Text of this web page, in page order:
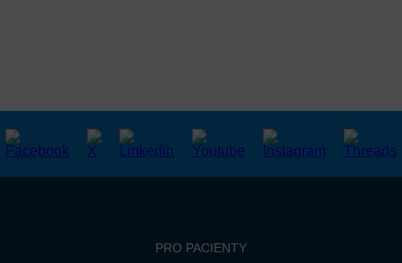
PRO PACIENTY